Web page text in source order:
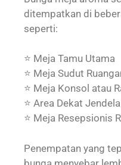
ditempatkan di
seperti:
⭐ Meja Tamu Utama
⭐ Meja Sudut
⭐ Meja Konsol atau
⭐ Area Dekat Jendela
⭐ Meja Resepsionis
Penempatan yang